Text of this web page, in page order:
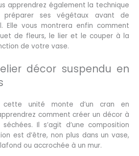
apprendrez également la technique
préparer ses végétaux avant de
Elle vous montrera enfin comment
de fleurs, le lier et le couper à la
de votre vase.
décor suspendu en
cette unité monte d’un cran en
comment créer un décor à
Il s’agit d’une composition
est d’être, non plus dans un vase,
ou accrochée à un mur.